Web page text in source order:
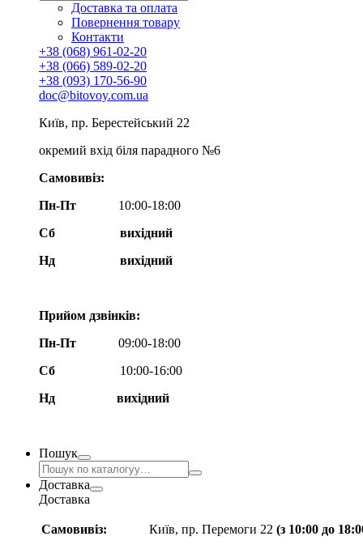
Доставка та оплата
Повернення товару
Контакти
+38 (068) 961-02-20
+38 (066) 589-02-20
+38 (093) 170-56-90
doc@bitovoy.com.ua
Київ, пр. Берестейський 22
окремий вхід біля парадного №6
Самовивіз:
Пн-Пт
10:00-18:00
Сб
вихідний
Нд
вихідний
Прийом дзвінків:
Пн-Пт
09:00-18:00
Сб
10:00-16:00
Нд вихідний
Пошук
Доставка
Доставка
Самовивіз: Київ, пр. Перемоги 22 (з 10:00 до